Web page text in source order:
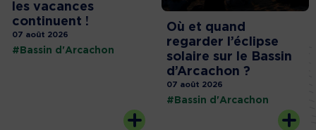
les vacances
continuent !
07 août 2026
#Bassin d'Arcachon
Où et quand
regarder l’éclipse
solaire sur le Bassin
d’Arcachon ?
07 août 2026
#Bassin d'Arcachon